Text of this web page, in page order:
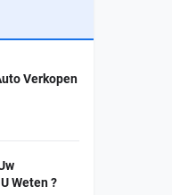
Verkopen
Weten ?